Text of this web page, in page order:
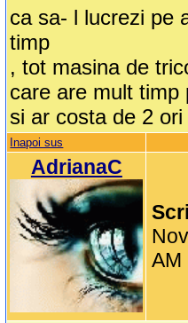
ca sa- l lucrezi pe
timp
, tot masina de
care are mult timp
si ar costa de 2
Inapoi sus
AdrianaC
AM